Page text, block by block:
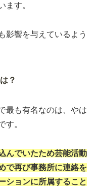
ます。
影響を与えているよう
？
最も有名なのは、やは
す。
んでいたため芸能活動
で再び事務所に連絡を
ションに所属すること